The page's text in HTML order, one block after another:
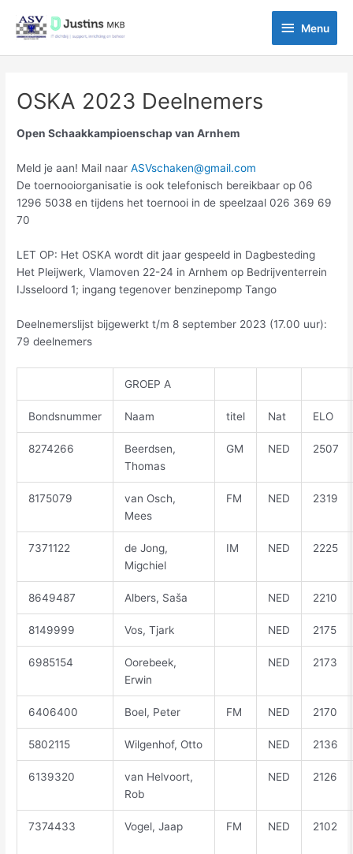
naar
inhoud
Menu
Menu
OSKA 2023 Deelnemers
Open Schaakkampioenschap van Arnhem
Meld je aan! Mail naarASVschaken@gmail.com
De toernooiorganisatie is ook telefonisch bereikbaar op 06
1296 5038 en tijdens het toernooi in de speelzaal 026 369 69
70
LET OP: Het OSKA wordt dit jaar gespeeld in Dagbesteding
Het Pleijwerk, Vlamoven 22-24 in Arnhem op Bedrijventerrein
IJsseloord 1; ingang tegenover benzinepomp Tango
Deelnemerslijst bijgewerkt t/m 8 september 2023 (17.00 uur):
79 deelnemers
GROEP A
Bondsnummer Naam titel Nat ELO
8274266
Beerdsen,
Thomas
GM NED 2507
8175079
van Osch,
Mees
FM NED 2319
7371122
de Jong,
Migchiel
IM NED 2225
8649487 Albers, Saša NED 2210
8149999 Vos, Tjark NED 2175
6985154
Oorebeek,
Erwin
NED 2173
6406400 Boel, Peter FM NED 2170
5802115 Wilgenhof, Otto NED 2136
6139320
van Helvoort,
Rob
NED 2126
7374433 Vogel, Jaap FM NED 2102